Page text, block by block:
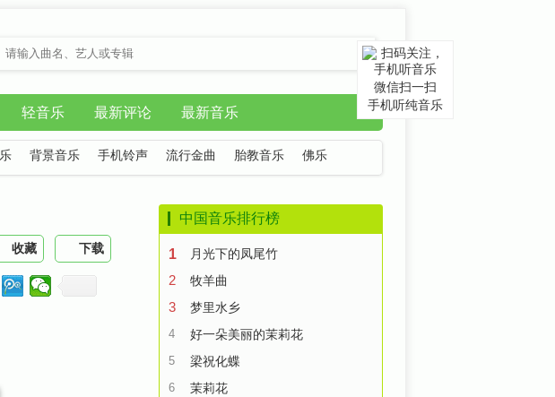
轻音乐 最新评论 最新音乐
背景音乐 手机铃声 流行金曲 胎教音乐 佛乐
收藏 下载
中国音乐排行榜
1 月光下的凤尾竹
2 牧羊曲
3 梦里水乡
4 好一朵美丽的茉莉花
5 梁祝化蝶
6 茉莉花
微信扫一扫
手机听纯音乐